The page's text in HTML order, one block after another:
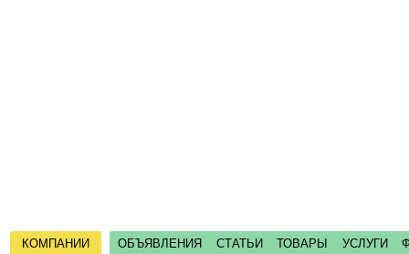
КОМПАНИИ ОБЪЯВЛЕНИЯ СТАТЬИ ТОВАРЫ УСЛУГИ